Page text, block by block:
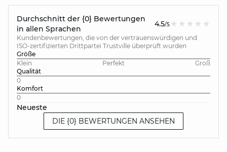
Durchschnitt der {0} Bewertungen
in allen Sprachen
4.5/5
Kundenbewertungen, die von der vertrauenswürdigen und
ISO-zertifizierten Drittpartei Trustville überprüft wurden
Größe
Klein
Perfekt
Groß
Qualität
0
Komfort
0
Neueste
DIE {0} BEWERTUNGEN ANSEHEN